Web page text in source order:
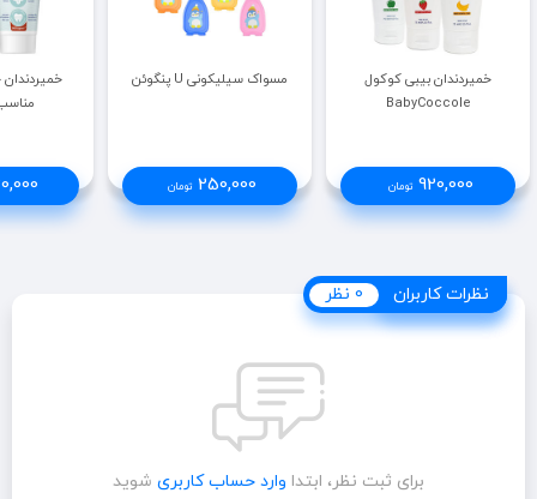
خمیردندان بیبی کوکول
BabyCoccole
920,000 تومان
مسواک سیلیکونی U پنگوئن
250,000 تومان
مناسب 5-1
نظرات کاربران
نظرات کاربران 0 نظر
برای ثبت نظر، ابتدا وارد حساب کاربری شوید